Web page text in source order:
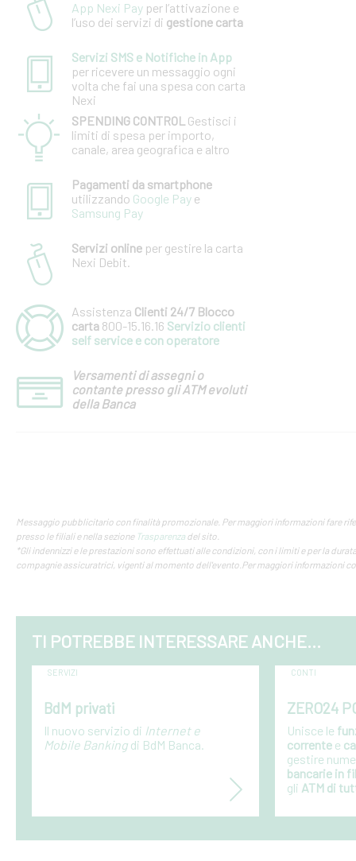
App Nexi Pay per l’attivazione e
l’uso dei servizi di gestione carta
Servizi SMS e Notifiche in App
per ricevere un messaggio ogni
volta che fai una spesa con carta
Nexi
SPENDING CONTROL Gestisci i
limiti di spesa per importo,
canale, area geografica e altro
Pagamenti da smartphone
utilizzando Google Pay e
Samsung Pay
Servizi online per gestire la carta
Nexi Debit.
Assistenza Clienti 24/7 Blocco
carta 800-15.16.16 Servizio clienti
self service e con operatore
Versamenti di assegni o
contante presso gli ATM evoluti
della Banca
Messaggio pubblicitario con finalità promozionale. Per maggiori informazioni fare
presso le filiali e nella sezione Trasparenza del sito.
*Gli indennizzi e le prestazioni sono effettuati alle condizioni, con i limiti e per la
compagnie assicuratrici, vigenti al momento dell'evento.Per maggiori informazioni
TI POTREBBE INTERESSARE ANCHE...
SERVIZI
BdM privati
Il nuovo servizio di Internet e
Mobile Banking di BdM Banca.
CONTI
ZERO24
Unisce le
corrente e
gestire
bancarie in
gli ATM di